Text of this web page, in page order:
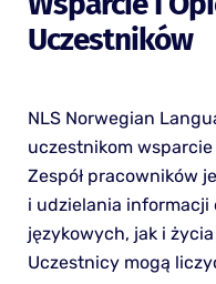
Uczestników
NLS Norwegian
uczestnikom
Zespół pracowników
i udzielania
językowych, jak i
Uczestnicy mogą